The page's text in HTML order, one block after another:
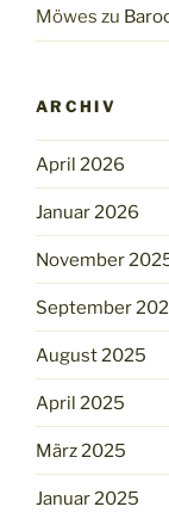
Möwes zu
ARCHIV
April 2026
Januar 2026
November
September
August 2025
April 2025
März 2025
Januar 2025